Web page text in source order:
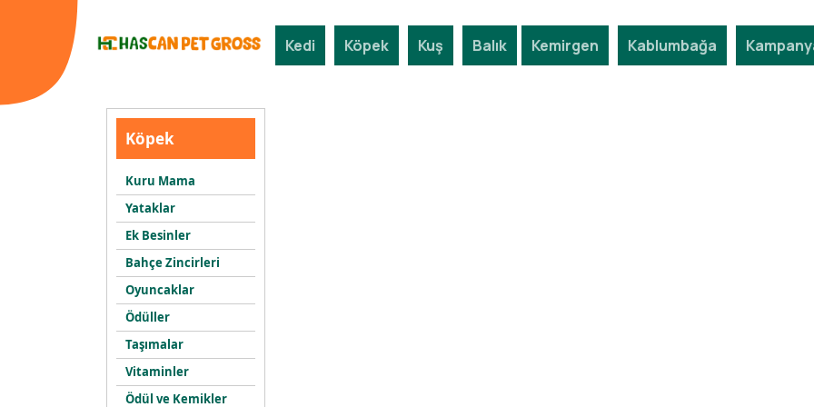
Köpek
Kuru Mama
Yataklar
Ek Besinler
Bahçe Zincirleri
Oyuncaklar
Ödüller
Taşımalar
Vitaminler
Ödül ve Kemikler
Kedi Köpek Kuş Balık Kemirgen Kablumbağa